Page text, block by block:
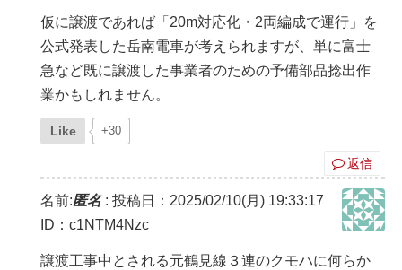
仮に譲渡であれば「20m対応化・2両編成で運行」を
公式発表した岳南電車が考えられますが、単に富士
急など既に譲渡した事業者のための予備部品捻出作
業かもしれません。
Like +30
返信
名前:匿名: 投稿日：2025/02/10(月) 19:33:17
ID：c1NTM4Nzc
譲渡工事中とされる元鶴見線３連のクモハに何らか